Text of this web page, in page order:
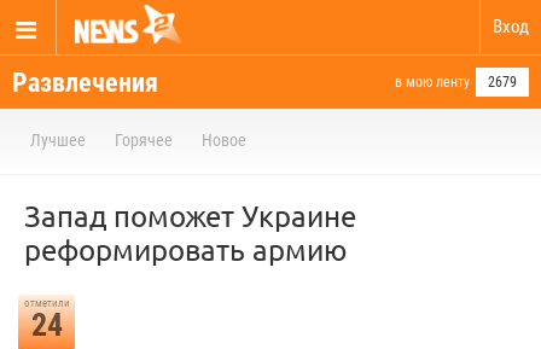
Вход
Развлечения в мою ленту 2679
Лучшее Горячее Новое
Запад поможет Украине
реформировать армию
отметили
24